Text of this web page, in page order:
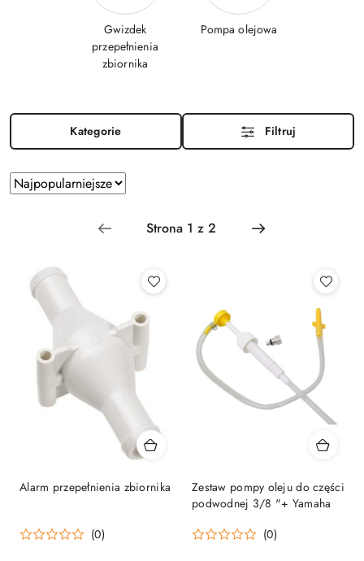
Gwizdek
przepełnienia
zbiornika
Pompa olejowa
Kategorie Filtruj
Zastosowano
sortowanie:
Najpopularniejsze.
Sortuj
według
Alarm przepełnienia zbiornika
(0)
Zestaw pompy oleju do części
podwodnej 3/8 "+ Yamaha
(0)